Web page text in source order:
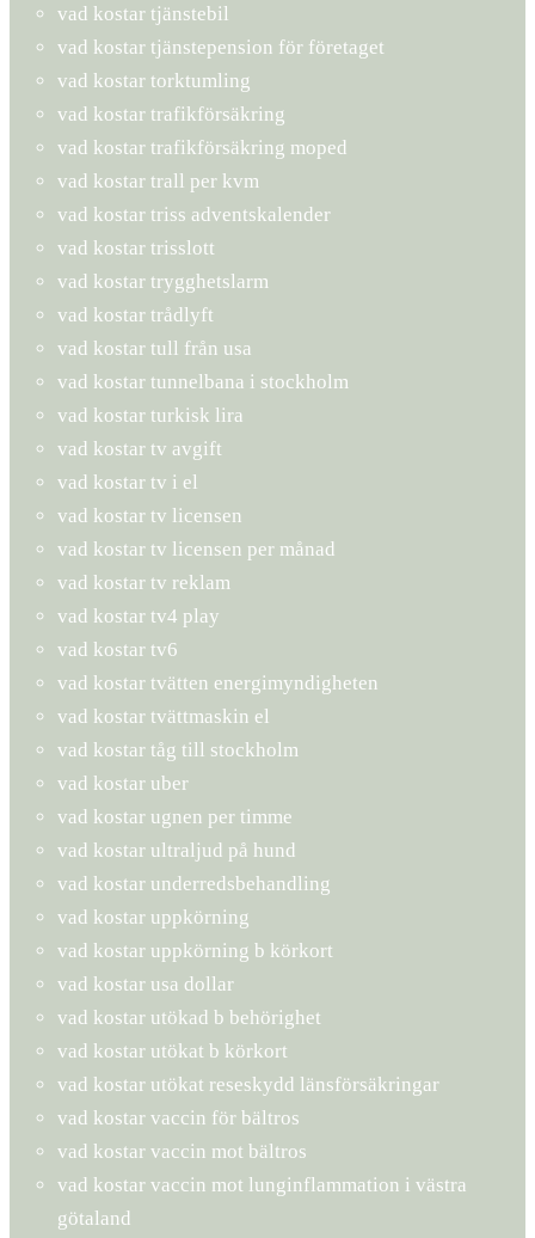
vad kostar tjänstebil
vad kostar tjänstepension för företaget
vad kostar torktumling
vad kostar trafikförsäkring
vad kostar trafikförsäkring moped
vad kostar trall per kvm
vad kostar triss adventskalender
vad kostar trisslott
vad kostar trygghetslarm
vad kostar trådlyft
vad kostar tull från usa
vad kostar tunnelbana i stockholm
vad kostar turkisk lira
vad kostar tv avgift
vad kostar tv i el
vad kostar tv licensen
vad kostar tv licensen per månad
vad kostar tv reklam
vad kostar tv4 play
vad kostar tv6
vad kostar tvätten energimyndigheten
vad kostar tvättmaskin el
vad kostar tåg till stockholm
vad kostar uber
vad kostar ugnen per timme
vad kostar ultraljud på hund
vad kostar underredsbehandling
vad kostar uppkörning
vad kostar uppkörning b körkort
vad kostar usa dollar
vad kostar utökad b behörighet
vad kostar utökat b körkort
vad kostar utökat reseskydd länsförsäkringar
vad kostar vaccin för bältros
vad kostar vaccin mot bältros
vad kostar vaccin mot lunginflammation i västra
götaland